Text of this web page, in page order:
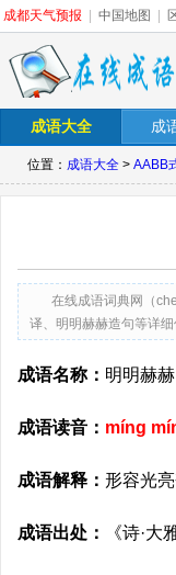
成都天气预报 中国地图
成语大全 成
位置： 成语大全 > AABB
在线成语词典网（
译、明明赫赫造句等详
成语名称： 明明赫赫
成语读音： míng
成语解释： 形容光
成语出处： 《诗·大